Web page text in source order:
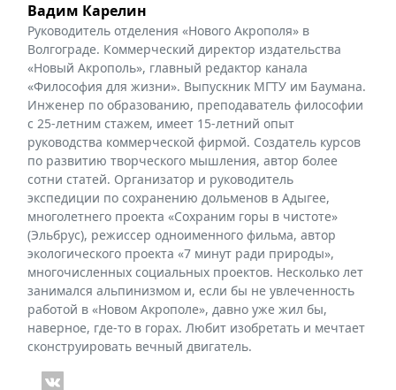
Вадим Карелин
Руководитель отделения «Нового Акрополя» в
Волгограде. Коммерческий директор издательства
«Новый Акрополь», главный редактор канала
«Философия для жизни». Выпускник МГТУ им Баумана.
Инженер по образованию, преподаватель философии
с 25-летним стажем, имеет 15-летний опыт
руководства коммерческой фирмой. Создатель курсов
по развитию творческого мышления, автор более
сотни статей. Организатор и руководитель
экспедиции по сохранению дольменов в Адыгее,
многолетнего проекта «Сохраним горы в чистоте»
(Эльбрус), режиссер одноименного фильма, автор
экологического проекта «7 минут ради природы»,
многочисленных социальных проектов. Несколько лет
занимался альпинизмом и, если бы не увлеченность
работой в «Новом Акрополе», давно уже жил бы,
наверное, где-то в горах. Любит изобретать и мечтает
сконструировать вечный двигатель.